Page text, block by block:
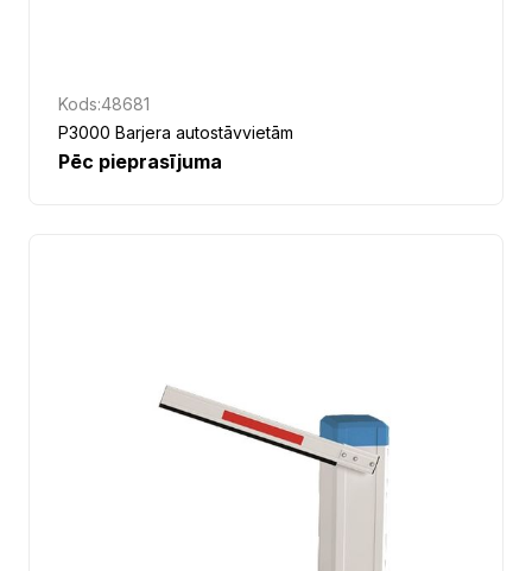
Kods:48681
P3000 Barjera autostāvvietām
Pēc pieprasījuma